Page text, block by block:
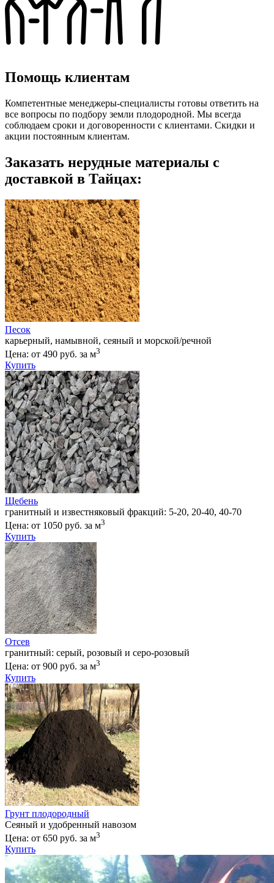
Помощь клиентам
Компетентные менеджеры-специалисты готовы ответить на
все вопросы по подбору земли плодородной. Мы всегда
соблюдаем сроки и договоренности с клиентами. Скидки и
акции постоянным клиентам.
Заказать нерудные материалы с
доставкой в Тайцах:
Песок
карьерный, намывной, сеяный и морской/речной
Цена: от 490 руб. за м3
Купить
Щебень
гранитный и известняковый фракций: 5-20, 20-40, 40-70
Цена: от 1050 руб. за м3
Купить
Отсев
гранитный: серый, розовый и серо-розовый
Цена: от 900 руб. за м3
Купить
Грунт плодородный
Сеяный и удобренный навозом
Цена: от 650 руб. за м3
Купить